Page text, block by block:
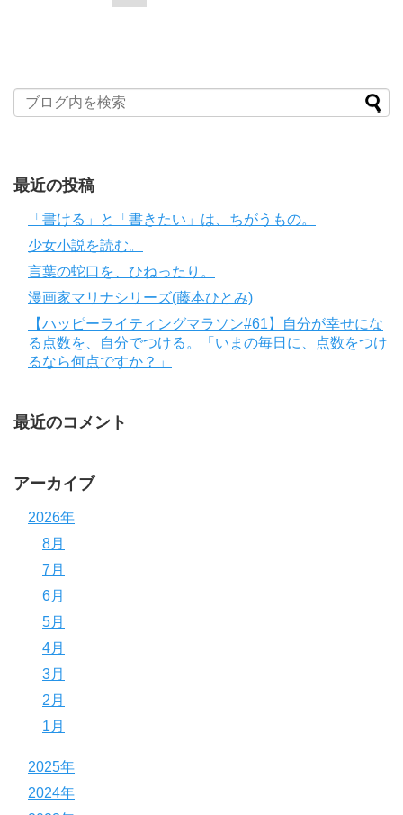
最近の投稿
「書ける」と「書きたい」は、ちがうもの。
少女小説を読む。
言葉の蛇口を、ひねったり。
漫画家マリナシリーズ(藤本ひとみ)
【ハッピーライティングマラソン#61】自分が幸せにな
る点数を、自分でつける。「いまの毎日に、点数をつけ
るなら何点ですか？」
最近のコメント
アーカイブ
2026年
8月
7月
6月
5月
4月
3月
2月
1月
2025年
2024年